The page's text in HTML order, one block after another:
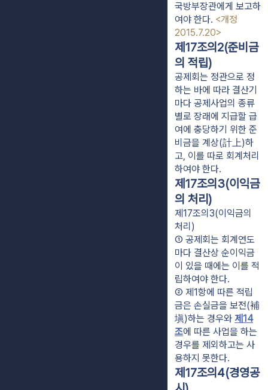
국방부장관에게 보고하
여야 한다. <개정
2015.7.20>
제17조의2(준비금
의 적립)
공제회는 정관으로 정
하는 바에 따라 결산기
마다 공제사업의 종류
별로 장래에 지급할 급
여에 충당하기 위한 준
비금을 계상(計上)하
고, 이를 따로 회계처리
하여야 한다.
제17조의3(이익금
의 처리)
제17조의3(이익금의
처리)
① 공제회는 회계연도
마다 결산상 순이익금
이 있을 때에는 이를 적
립하여야 한다.
② 제1항에 따른 적립
금은 손실금을 보전(補
塡)하는 경우와 제14
조에 따른 사업을 하는
경우를 제외하고는 사
용하지 못한다.
제17조의4(경영공